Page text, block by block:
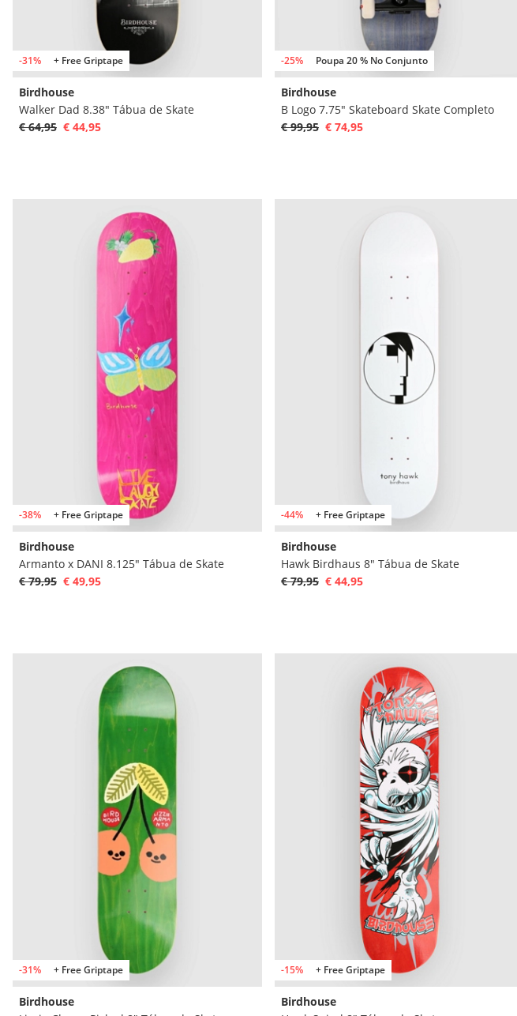
-31% + Free Griptape
Birdhouse
Walker Dad 8.38" Tábua de Skate
€ 64,95 € 44,95
-25% Poupa 20 % No Conjunto
Birdhouse
B Logo 7.75" Skateboard Skate Completo
€ 99,95 € 74,95
-38% + Free Griptape
Birdhouse
Armanto x DANI 8.125" Tábua de Skate
€ 79,95 € 49,95
-44% + Free Griptape
Birdhouse
Hawk Birdhaus 8" Tábua de Skate
€ 79,95 € 44,95
-31% + Free Griptape
Birdhouse
-15% + Free Griptape
Birdhouse